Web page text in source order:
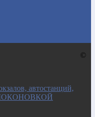
автостанций,
©